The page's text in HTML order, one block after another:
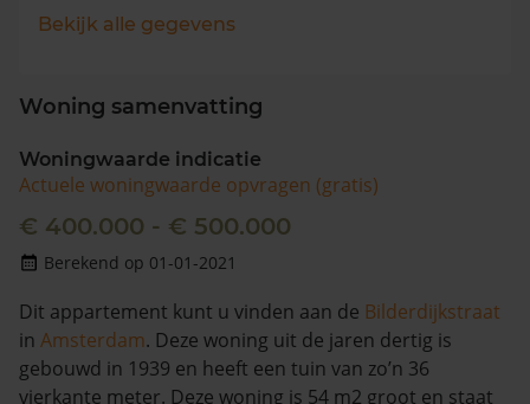
Bekijk alle gegevens
Woning samenvatting
Woningwaarde indicatie
Actuele woningwaarde opvragen (gratis)
€ 400.000 - € 500.000
Berekend op 01-01-2021
Dit appartement kunt u vinden aan de Bilderdijkstraat
in Amsterdam. Deze woning uit de jaren dertig is
gebouwd in 1939 en heeft een tuin van zo’n 36
vierkante meter. Deze woning is 54 m2 groot en staat